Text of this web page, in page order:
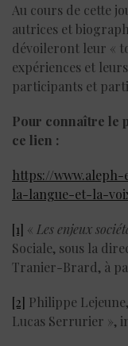
Au cours de cette
autrices et
dévoileront leur «
expériences et
participants et
Pour connaître le
ce lien :
https://
la-langue-et-la-
[1] « Les enjeux
Sociale, sous la
Tranier-Brard, à
[2] Philippe
Lucas Serrurier »,